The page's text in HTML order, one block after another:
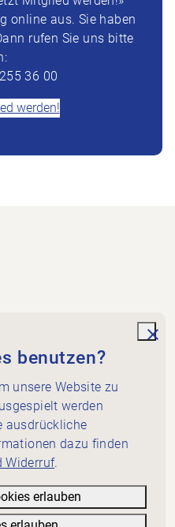
online aus. Sie haben
rufen Sie uns bitte
36 00
werden!
benutzen?
unsere Website zu
werden
ausdrückliche
dazu finden
Widerruf.
erlauben